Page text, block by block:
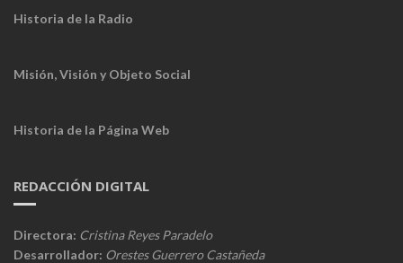
Historia de la Radio
Misión, Visión y Objeto Social
Historia de la Página Web
REDACCIÓN DIGITAL
Directora: Cristina Reyes Paradelo
Desarrollador: Orestes Guerrero Castañeda